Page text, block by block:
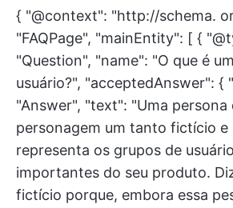
{ "@context": "http://schema.
"FAQPage", "mainEntity": [ {
"Question", "name": "O que é
usuário?", "acceptedAnswer": {
"Answer", "text": "Uma persona
personagem um tanto fictício e
representa os grupos de
importantes do seu produto.
fictício porque, embora essa